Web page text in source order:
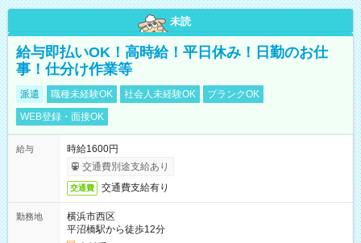
未読
給与即払いOK！高時給！平日休み！日勤のお仕
事！仕分け作業等
派遣 職種未経験OK 社会人未経験OK
ブランクOK
WEB登録・面接OK
給与
時給1600円
交通費別途支給あり
交通費 交通費支給有り
勤務地
横浜市西区
平沼橋駅から徒歩12分